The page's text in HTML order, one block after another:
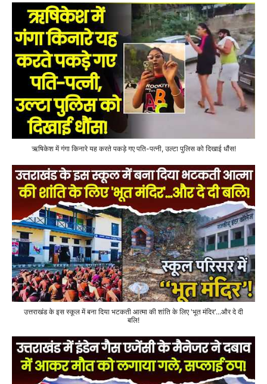
ऋषिकेश में गंगा किनारे यह करते पकड़े गए पति-पत्नी, उल्टा पुलिस को दिखाई धौंस!
उत्तराखंड के इस स्कूल में बना दिया भटकती आत्मा की शांति के लिए 'भूत मंदिर'...और दे दी
बलि!